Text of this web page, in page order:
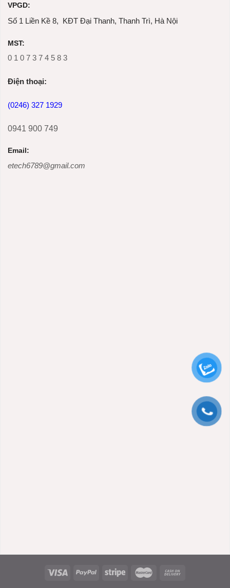
VPGD:
Số 1 Liền Kề 8, KĐT Đại Thanh, Thanh Trì, Hà Nội
MST:
0 1 0 7 3 7 4 5 8 3
Ðiện thoại:
(0246) 327 1929
0941 900 749
Email:
etech6789@gmail.com